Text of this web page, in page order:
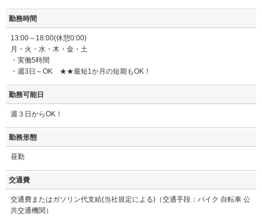
勤務時間
13:00～18:00(休憩0:00)
月・火・水・木・金・土
・実働5時間
・週3日～OK ★★最短1か月の短期もOK！
勤務可能日
週３日からOK！
勤務形態
昼勤
交通費
交通費またはガソリン代支給(当社規定による)（交通手段：バイク 自転車 公
共交通機関）